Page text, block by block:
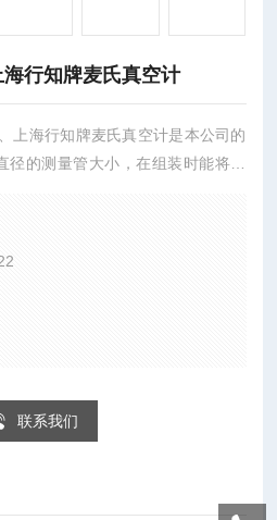
行知牌麦氏真空计
上海行知牌麦氏真空计是本公司的
的测量管大小，在组装时能将其
构，改用金属结构制作，提高了使
联系我们